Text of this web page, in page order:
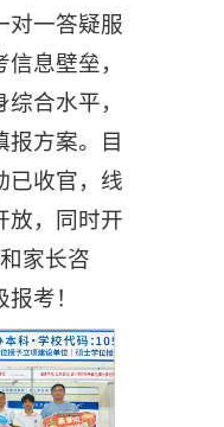
对一答疑服
息壁垒，
合水平，
报方案。目
已收官，线
放，同时开
家长咨
考！